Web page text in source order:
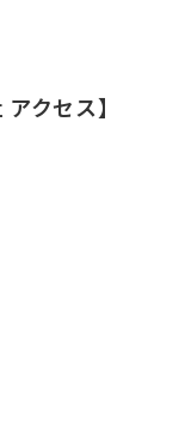
アクセス】